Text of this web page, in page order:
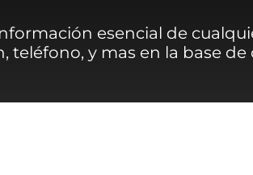
esencial de
teléfono, y mas en la base